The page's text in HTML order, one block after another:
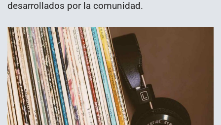
desarrollados por la comunidad.